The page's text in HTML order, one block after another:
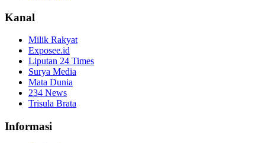
Kanal
Milik Rakyat
Exposee.id
Liputan 24 Times
Surya Media
Mata Dunia
234 News
Trisula Brata
Informasi